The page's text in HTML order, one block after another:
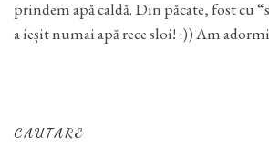
prindem apă caldă. Din păcate, fost cu
a ieșit numai apă rece sloi! :)) Am
CAUTARE